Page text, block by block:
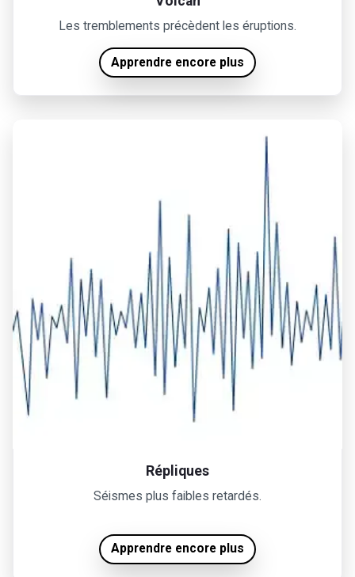
Les tremblements précèdent les éruptions.
Apprendre encore plus
Répliques
Séismes plus faibles retardés.
Apprendre encore plus